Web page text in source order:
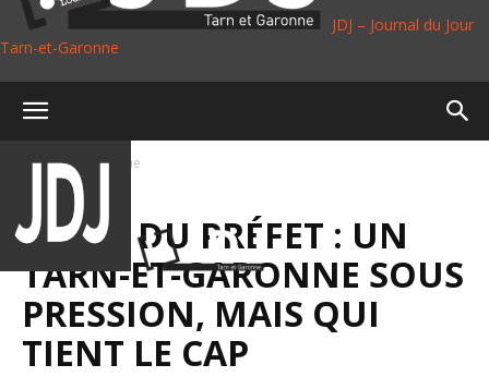
JDJ – Journal du Jour
Tarn-et-Garonne
Accueil Politique
POLITIQUE
VŒUX DU PRÉFET : UN
TARN-ET-GARONNE SOUS
PRESSION, MAIS QUI
TIENT LE CAP